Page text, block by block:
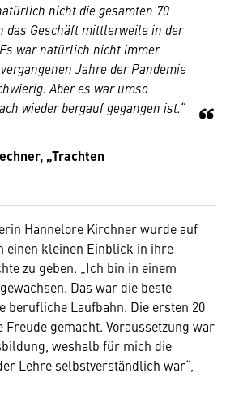
nicht die gesamten 70
das Geschäft mittlerweile in der
war natürlich nicht immer
Jahre der Pandemie
Aber es war umso
wieder bergauf gegangen ist.“
„Trachten
Hannelore Kirchner wurde auf
einen kleinen Einblick in ihre
zu geben. „Ich bin in einem
Das war die beste
berufliche Laufbahn. Die ersten 20
gemacht. Voraussetzung war
weshalb für mich die
Lehre selbstverständlich war“,